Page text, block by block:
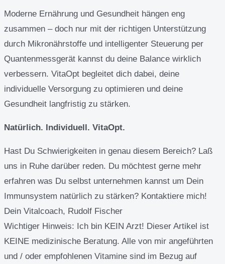
Moderne Ernährung und Gesundheit hängen eng
zusammen – doch nur mit der richtigen Unterstützung
durch Mikronährstoffe und intelligenter Steuerung per
Quantenmessgerät kannst du deine Balance wirklich
verbessern. VitaOpt begleitet dich dabei, deine
individuelle Versorgung zu optimieren und deine
Gesundheit langfristig zu stärken.
Natürlich. Individuell. VitaOpt.
Hast Du Schwierigkeiten in genau diesem Bereich? Laß
uns in Ruhe darüber reden. Du möchtest gerne mehr
erfahren was Du selbst unternehmen kannst um Dein
Immunsystem natürlich zu stärken? Kontaktiere mich!
Dein Vitalcoach, Rudolf Fischer
Wichtiger Hinweis: Ich bin KEIN Arzt! Dieser Artikel ist
KEINE medizinische Beratung. Alle von mir angeführten
und / oder empfohlenen Vitamine sind im Bezug auf